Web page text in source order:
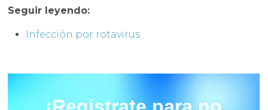
Seguir leyendo:
Infección por rotavirus